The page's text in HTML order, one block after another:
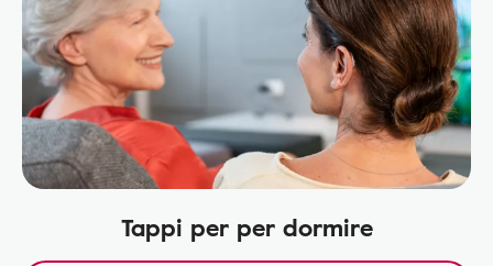
Tappi per per dormire